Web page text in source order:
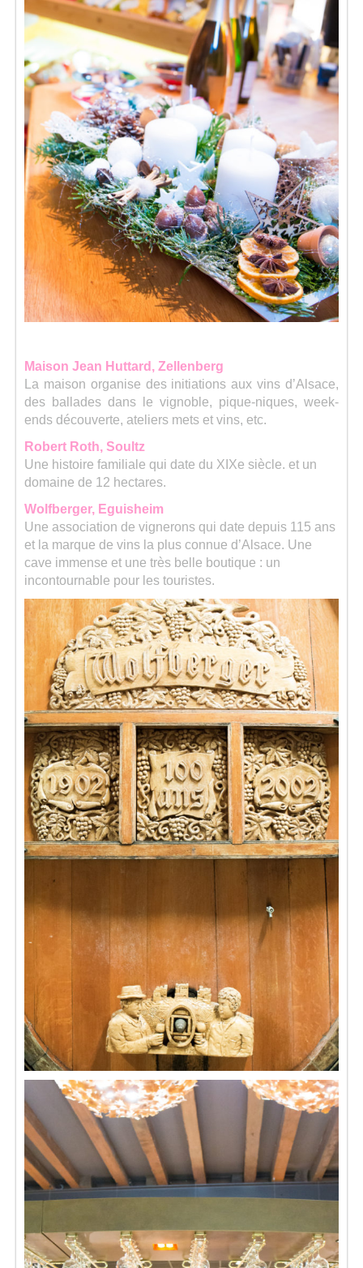
Maison Jean Huttard, Zellenberg
La maison organise des initiations aux vins d’Alsace,
des ballades dans le vignoble, pique-niques, week-
ends découverte, ateliers mets et vins, etc.
Robert Roth, Soultz
Une histoire familiale qui date du XIXe siècle. et un
domaine de 12 hectares.
Wolfberger, Eguisheim
Une association de vignerons qui date depuis 115 ans
et la marque de vins la plus connue d’Alsace. Une
cave immense et une très belle boutique : un
incontournable pour les touristes.